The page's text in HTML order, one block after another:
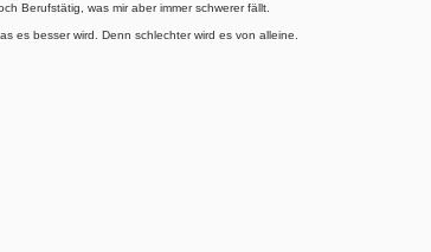
Berufstätig, was mir aber immer schwerer fällt.
es besser wird. Denn schlechter wird es von alleine.